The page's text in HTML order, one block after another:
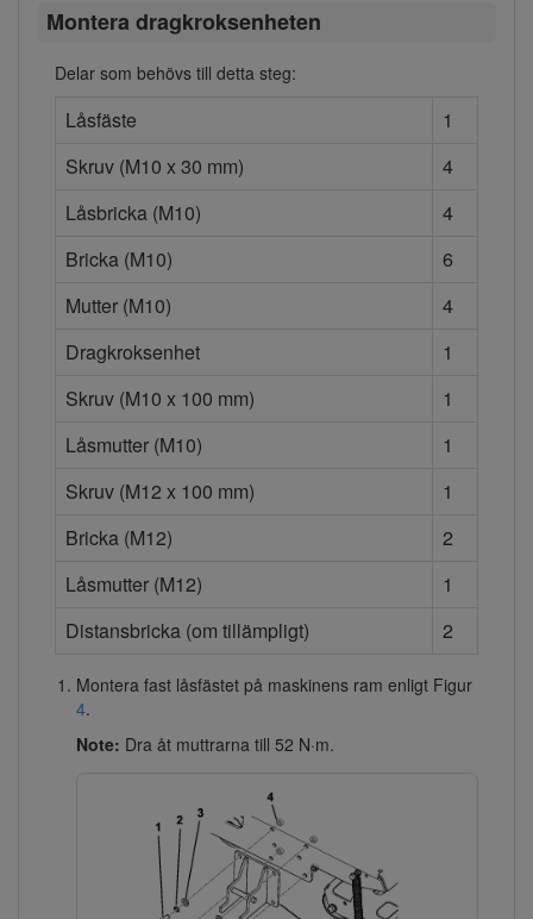
Montera dragkroksenheten
Delar som behövs till detta steg:
Låsfäste
1
Skruv (M10 x 30 mm)
4
Låsbricka (M10)
4
Bricka (M10)
6
Mutter (M10)
4
Dragkroksenhet
1
Skruv (M10 x 100 mm)
1
Låsmutter (M10)
1
Skruv (M12 x 100 mm)
1
Bricka (M12)
2
Låsmutter (M12)
1
Distansbricka (om tillämpligt)
2
Montera fast låsfästet på maskinens ram enligt Figur
4.
Note: Dra åt muttrarna till 52 N·m.